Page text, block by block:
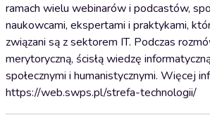
ramach wielu webinarów i podcastów,
naukowcami, ekspertami i praktykami,
związani są z sektorem IT. Podczas
merytoryczną, ścisłą wiedzę
społecznymi i humanistycznymi. Więcej
https://web.swps.pl/strefa-technologii/